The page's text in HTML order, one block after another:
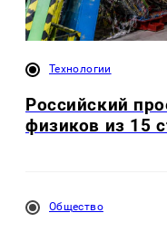
Технологии
Российский
физиков из 15
Общество